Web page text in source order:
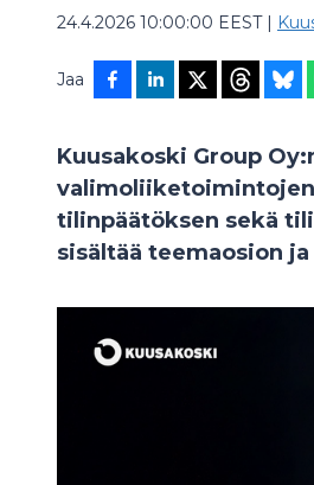
24.4.2026 10:00:00 EEST|
Jaa
Kuusakoski Group
tilinpäätöksen sekä
sisältää teemaosion